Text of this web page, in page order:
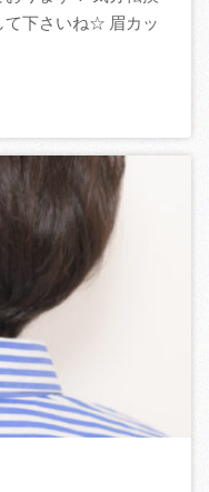
て下さいね☆ 眉カッ